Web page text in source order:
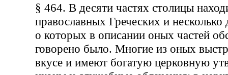
§ 464. В десяти частях столицы
православных Греческих и
о которых в описании оных частей
говорено было. Многие из оных
вкусе и имеют богатую церковную